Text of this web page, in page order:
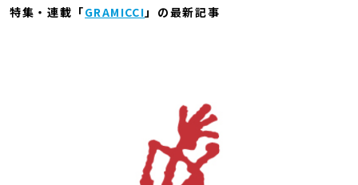
特集・連載「GRAMICCI 」の最新記事